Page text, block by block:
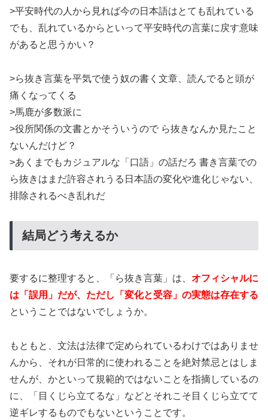
>平安時代の人から見れば今の日本語はとても乱れている
でも、乱れているからといって平安時代の言葉に戻す意味
があると思うかい？
>ら抜き言葉を平気で使う奴の書く文章、読んでると頭が
痛くなってくる
>馬鹿が多数派に
>役所関係の文書とかそういうので ら抜きなんか見たこと
ないんだけど？
>あくまでもカジュアルな「口語」の話だろ 書き言葉での
ら抜きはまだ許容されうる日本語の変化や進化じゃない、
排除されるべき乱れだ
結局どう考えるか
要するに整理すると、「ら抜き言葉」は、 オフィシャルに
は「誤用」だが、ただし「変化と受容」の実態は存在する
ということではないでしょうか。
もともと、文法は法律で定められているわけではありませ
んから、それが日常的に使われることを絶対禁忌とはしま
せんが、かといって規範的ではないことを指摘しているの
に、「目くじら立てるな」などとそれこそ目くじら立てて
逆ギレするものでもないということです。